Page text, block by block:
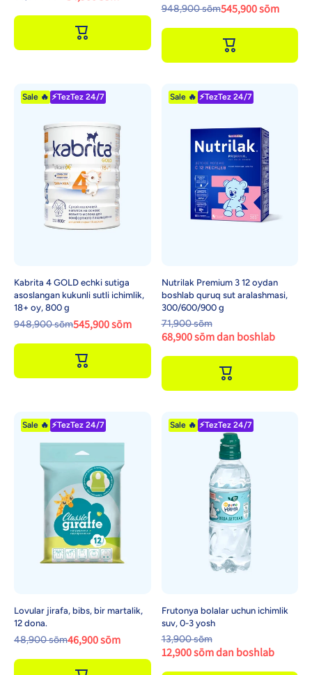
948,900 sōm545,900 sōm
Sale 🔥 ⚡TezTez 24/7
Kabrita 4 GOLD echki sutiga
asoslangan kukunli sutli ichimlik,
18+ oy, 800 g
948,900 sōm545,900 sōm
Sale 🔥 ⚡TezTez 24/7
Nutrilak Premium 3 12 oydan
boshlab quruq sut aralashmasi,
300/600/900 g
71,900 sōm
68,900 sōm dan boshlab
Sale 🔥 ⚡TezTez 24/7
Lovular jirafa, bibs, bir martalik,
12 dona.
48,900 sōm46,900 sōm
Sale 🔥 ⚡TezTez 24/7
Frutonya bolalar uchun ichimlik
suv, 0-3 yosh
13,900 sōm
12,900 sōm dan boshlab